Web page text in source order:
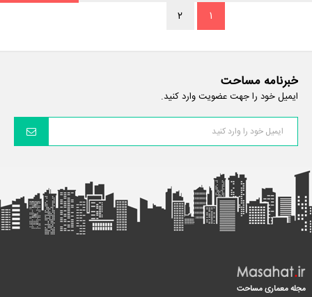
۱
۲
خبرنامه مساحت
ایمیل خود را جهت عضویت وارد کنید.
مجله معماری مساحت